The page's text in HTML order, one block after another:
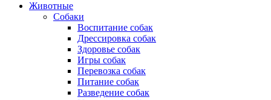
Животные
Собаки
Воспитание собак
Дрессировка собак
Здоровье собак
Игры собак
Перевозка собак
Питание собак
Разведение собак